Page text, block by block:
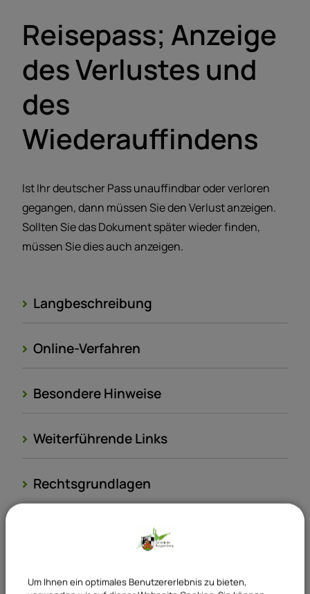
Reisepass; Anzeige
des Verlustes und
des
Wiederauffindens
Ist Ihr deutscher Pass unauffindbar oder verloren
gegangen, dann müssen Sie den Verlust anzeigen.
Sollten Sie das Dokument später wieder finden,
müssen Sie dies auch anzeigen.
Langbeschreibung
Online-Verfahren
Besondere Hinweise
Weiterführende Links
Rechtsgrundlagen
Verantwortliche Behörde
Um Ihnen ein optimales Benutzererlebnis zu bieten,